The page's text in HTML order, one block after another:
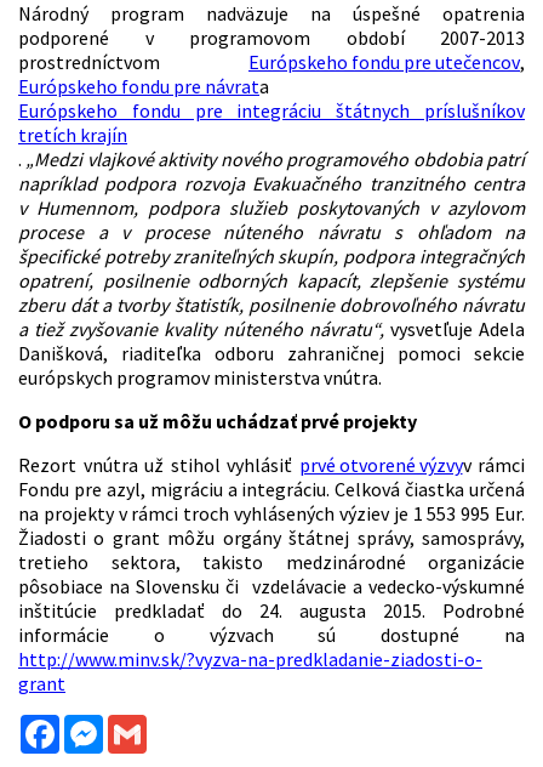
Národný program nadväzuje na úspešné opatrenia
podporené v programovom období 2007-2013
prostredníctvom Európskeho fondu pre utečencov,
Európskeho fondu pre návrata
Európskeho fondu pre integráciu štátnych príslušníkov
tretích krajín
. „Medzi vlajkové aktivity nového programového obdobia patrí
napríklad podpora rozvoja Evakuačného tranzitného centra
v Humennom, podpora služieb poskytovaných v azylovom
procese a v procese núteného návratu s ohľadom na
špecifické potreby zraniteľných skupín, podpora integračných
opatrení, posilnenie odborných kapacít, zlepšenie systému
zberu dát a tvorby štatistík, posilnenie dobrovoľného návratu
a tiež zvyšovanie kvality núteného návratu“, vysvetľuje Adela
Danišková, riaditeľka odboru zahraničnej pomoci sekcie
európskych programov ministerstva vnútra.
O podporu sa už môžu uchádzať prvé projekty
Rezort vnútra už stihol vyhlásiť prvé otvorené výzvyv rámci
Fondu pre azyl, migráciu a integráciu. Celková čiastka určená
na projekty v rámci troch vyhlásených výziev je 1 553 995 Eur.
Žiadosti o grant môžu orgány štátnej správy, samosprávy,
tretieho sektora, takisto medzinárodné organizácie
pôsobiace na Slovensku či vzdelávacie a vedecko-výskumné
inštitúcie predkladať do 24. augusta 2015. Podrobné
informácie o výzvach sú dostupné na
http://www.minv.sk/?vyzva-na-predkladanie-ziadosti-o-
grant
FacebookMessenger